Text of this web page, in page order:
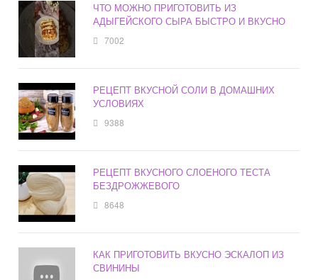
ЧТО МОЖНО ПРИГОТОВИТЬ ИЗ
АДЫГЕЙСКОГО СЫРА БЫСТРО И ВКУСНО
7002
РЕЦЕПТ ВКУСНОЙ СОЛИ В ДОМАШНИХ
УСЛОВИЯХ
9388
РЕЦЕПТ ВКУСНОГО СЛОЕНОГО ТЕСТА
БЕЗДРОЖЖЕВОГО
8648
КАК ПРИГОТОВИТЬ ВКУСНО ЭСКАЛОП ИЗ
СВИНИНЫ